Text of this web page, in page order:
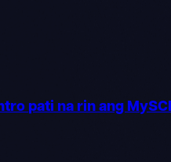
pati na rin ang